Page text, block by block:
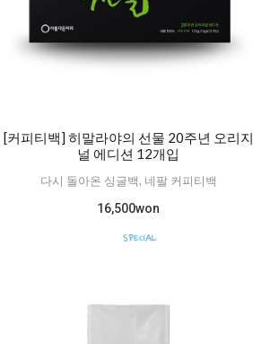
[커피티백] 히말라야의 선물 20주년 오리지
널 에디션 12개입
다시 돌아온 싱글백, 네팔 커피티백
16,500won